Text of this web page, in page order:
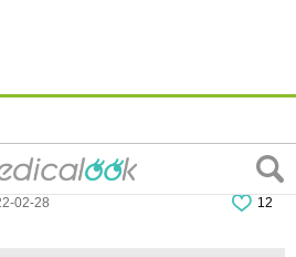
は学校を何日休む？い
｜医師監修
02-28 12